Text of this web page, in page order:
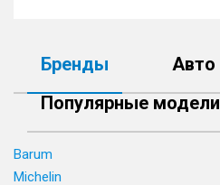
Бренды
Авто
Популярные модели
Barum
Michelin